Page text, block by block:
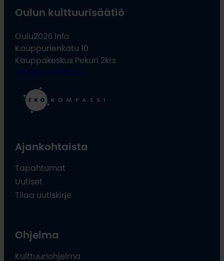
Oulun kulttuurisäätiö
Oulu2026 Info
Kauppurienkatu 10
Kauppakeskus Pekuri 2krs
info@oulu2026.eu
Ajankohtaista
Tapahtumat
Uutiset
Tilaa uutiskirje
Ohjelma
Kulttuuriohjelma